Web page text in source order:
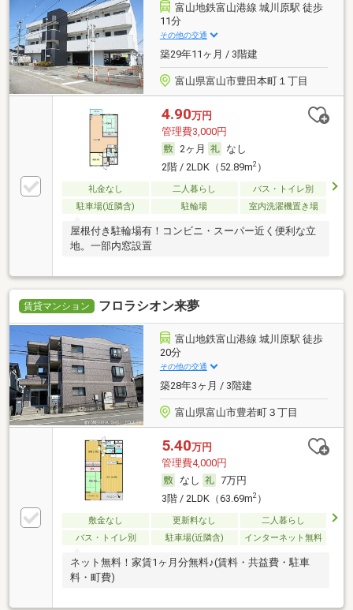
富山地鉄富山港線 城川原駅 徒歩
11分
その他の交通
築29年11ヶ月 / 3階建
富山県富山市豊田本町１丁目
4.90万円
管理費3,000円
2ヶ月
なし
2階 / 2LDK（52.89m2）
礼金なし 二人暮らし
バス・トイレ別
駐車場(近隣含)
駐輪場 室内洗濯機置き場
屋根付き駐輪場有！コンビニ・スーパー近く便利な立
地。一部内窓設置
賃貸マンション フロラシオン来夢
富山地鉄富山港線 城川原駅 徒歩
20分
その他の交通
築28年3ヶ月 / 3階建
富山県富山市豊若町３丁目
5.40万円
管理費4,000円
なし
7万円
3階 / 2LDK（63.69m2）
敷金なし 更新料なし
二人暮らし
バス・トイレ別
駐車場(近隣含) インターネット無料
ネット無料！家賃1ヶ月分無料♪(賃料・共益費・駐車
料・町費)